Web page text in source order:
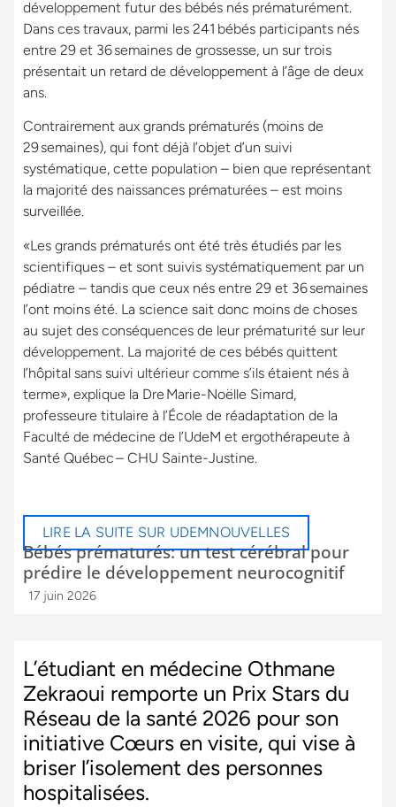
développement futur des bébés nés prématurément.
Dans ces travaux, parmi les 241 bébés participants nés
entre 29 et 36 semaines de grossesse, un sur trois
présentait un retard de développement à l’âge de deux
ans.
Contrairement aux grands prématurés (moins de
29 semaines), qui font déjà l’objet d’un suivi
systématique, cette population – bien que représentant
la majorité des naissances prématurées – est moins
surveillée.
«Les grands prématurés ont été très étudiés par les
scientifiques – et sont suivis systématiquement par un
pédiatre – tandis que ceux nés entre 29 et 36 semaines
l’ont moins été. La science sait donc moins de choses
au sujet des conséquences de leur prématurité sur leur
développement. La majorité de ces bébés quittent
l’hôpital sans suivi ultérieur comme s’ils étaient nés à
terme», explique la Dre Marie-Noëlle Simard,
professeure titulaire à l’École de réadaptation de la
Faculté de médecine de l’UdeM et ergothérapeute à
Santé Québec – CHU Sainte-Justine.
LIRE LA SUITE SUR UDEMNOUVELLES
Bébés prématurés: un test cérébral pour
prédire le développement neurocognitif
17 juin 2026
L’étudiant en médecine Othmane
Zekraoui remporte un Prix Stars du
Réseau de la santé 2026 pour son
initiative Cœurs en visite, qui vise à
briser l’isolement des personnes
hospitalisées.